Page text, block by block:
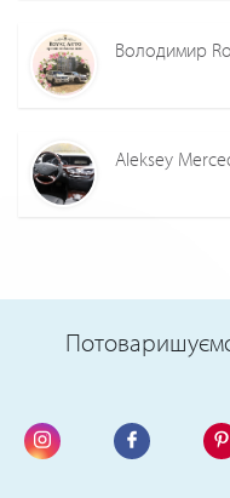
Володимир
Aleksey